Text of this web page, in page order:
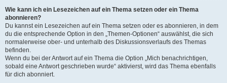
Wie kann ich ein Lesezeichen auf ein Thema setzen oder ein Thema
abonnieren?
Du kannst ein Lesezeichen auf ein Thema setzen oder es abonnieren, in dem
du die entsprechende Option in den „Themen-Optionen“ auswählst, die sich
normalerweise ober- und unterhalb des Diskussionsverlaufs des Themas
befinden.
Wenn du bei der Antwort auf ein Thema die Option „Mich benachrichtigen,
sobald eine Antwort geschrieben wurde“ aktivierst, wird das Thema ebenfalls
für dich abonniert.